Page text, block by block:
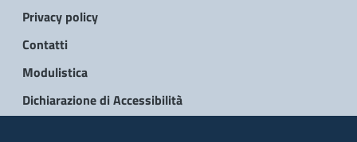
Privacy policy
Contatti
Modulistica
Dichiarazione di Accessibilità